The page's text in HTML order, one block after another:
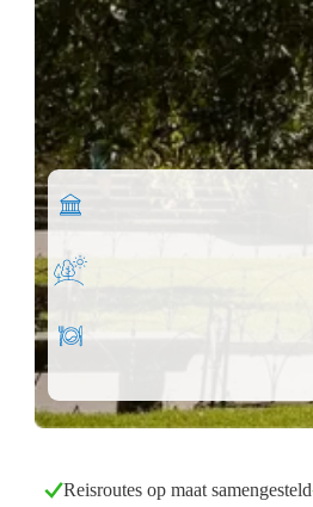
Reisroutes op maat samengesteld